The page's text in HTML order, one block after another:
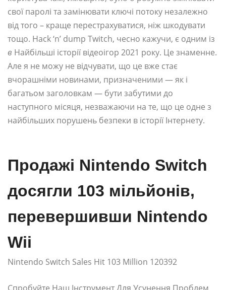
свої паролі та замінювати ключі потоку незалежно
від того – краще перестрахуватися, ніж шкодувати
тощо. Hack ‘n’ dump Twitch, чесно кажучи, є одним із
в Найбільші історії відеоігор 2021 року. Це знаменне.
Але я не можу не відчувати, що це вже стає
вчорашніми новинами, призначеними — як і
багатьом заголовкам — бути забутими до
наступного місяця, незважаючи на те, що це одне з
найбільших порушень безпеки в історії Інтернету.
Продажі Nintendo Switch
досягли 103 мільйонів,
перевершивши Nintendo
Wii
Nintendo Switch Sales Hit 103 Million 120392